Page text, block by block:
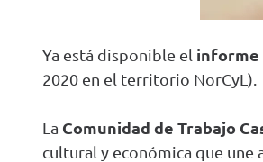
Ya está disponible el informe
2020 en el territorio NorCyL).
La Comunidad de Trabajo
cultural y económica que une